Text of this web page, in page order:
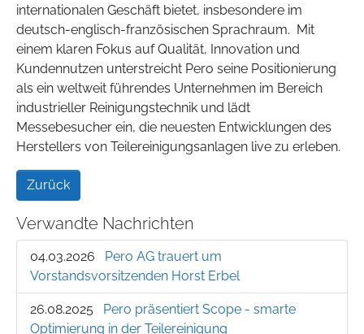
internationalen Geschäft bietet, insbesondere im
deutsch-englisch-französischen Sprachraum. Mit
einem klaren Fokus auf Qualität, Innovation und
Kundennutzen unterstreicht Pero seine Positionierung
als ein weltweit führendes Unternehmen im Bereich
industrieller Reinigungstechnik und lädt
Messebesucher ein, die neuesten Entwicklungen des
Herstellers von Teilereinigungsanlagen live zu erleben.
Zurück
Verwandte Nachrichten
04.03.2026
Pero AG trauert um
Vorstandsvorsitzenden Horst Erbel
26.08.2025
Pero präsentiert Scope - smarte
Optimierung in der Teilereinigung